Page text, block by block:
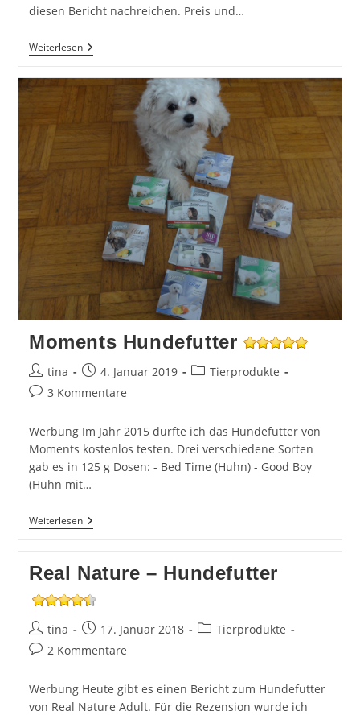
diesen Bericht nachreichen. Preis und…
WeiterlesenCarnilove
Hundefutter
Moments Hundefutter
Beitrags-
Autor:
tina
Beitrag
veröffentlicht:
4. Januar 2019
Beitrags-
Tierprodukte
Beitrags-
3 Kommentare
Werbung Im Jahr 2015 durfte ich das Hundefutter von
Moments kostenlos testen. Drei verschiedene Sorten
gab es in 125 g Dosen: - Bed Time (Huhn) - Good Boy
(Huhn mit…
WeiterlesenMoments
Hundefutter
Real Nature – Hundefutter
Beitrags-
Autor:
tina
Beitrag
veröffentlicht:
17. Januar 2018
Beitrags-
Tierprodukte
Beitrags-
2 Kommentare
Werbung Heute gibt es einen Bericht zum Hundefutter
von Real Nature Adult. Für die Rezension wurde ich